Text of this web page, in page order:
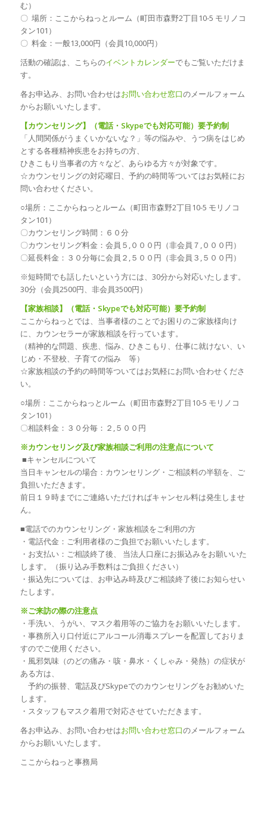
む）
〇 場所：ここからねっとルーム（町田市森野2丁目10-5 モリノコ
タン101）
〇 料金：一般13,000円（会員10,000円）
活動の確認は、こちらのイベントカレンダーでもご覧いただけま
す。
各お申込み、お問い合わせはお問い合わせ窓口のメールフォーム
からお願いいたします。
【カウンセリング】（電話・Skypeでも対応可能）要予約制
「人間関係がうまくいかないな？」等の悩みや、うつ病をはじめ
とする各種精神疾患をお持ちの方、
ひきこもり当事者の方々など、あらゆる方々が対象です。
☆カウンセリングの対応曜日、予約の時間等ついてはお気軽にお
問い合わせください。
○場所：ここからねっとルーム（町田市森野2丁目10-5 モリノコ
タン101）
〇カウンセリング時間：６０分
〇カウンセリング料金：会員５,０００円（非会員７,０００円）
〇延長料金：３０分毎に会員２,５００円（非会員３,５００円）
※短時間でも話したいという方には、30分から対応いたします。
30分（会員2500円、非会員3500円）
【家族相談】（電話・Skypeでも対応可能）要予約制
ここからねっとでは、当事者様のことでお困りのご家族様向け
に、カウンセラーが家族相談を行っています。
（精神的な問題、疾患、悩み、ひきこもり、仕事に就けない、い
じめ・不登校、子育ての悩み 等）
☆家族相談の予約の時間等ついてはお気軽にお問い合わせくださ
い。
○場所：ここからねっとルーム（町田市森野2丁目10-5 モリノコ
タン101）
〇相談料金：３０分毎：２,５００円
※カウンセリング及び家族相談ご利用の注意点について
■キャンセルについて
当日キャンセルの場合：カウンセリング・ご相談料の半額を、ご
負担いただきます。
前日１９時までにご連絡いただければキャンセル料は発生しませ
ん。
■電話でのカウンセリング・家族相談をご利用の方
・電話代金：ご利用者様のご負担でお願いいたします。
・お支払い：ご相談終了後、 当法人口座にお振込みをお願いいた
します。（振り込み手数料はご負担ください）
・振込先については、お申込み時及びご相談終了後にお知らせい
たします。
※ご来訪の際の注意点
・手洗い、うがい、マスク着用等のご協力をお願いいたします。
・事務所入り口付近にアルコール消毒スプレーを配置しておりま
すのでご使用ください。
・風邪気味（のどの痛み・咳・鼻水・くしゃみ・発熱）の症状が
ある方は、
予約の振替、電話及びSkypeでのカウンセリングをお勧めいた
します。
・スタッフもマスク着用で対応させていただきます。
各お申込み、お問い合わせはお問い合わせ窓口のメールフォーム
からお願いいたします。
ここからねっと事務局